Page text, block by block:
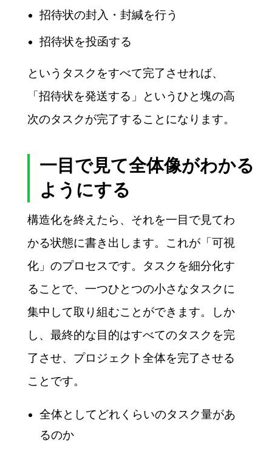
招待状の封入・封緘を行う
招待状を投函する
というタスクをすべて完了させれば、
「招待状を発送する」というひと塊の高
次のタスクが完了することになります。
一目で見て全体像がわかる
ようにする
構造化を終えたら、それを一目で見てわ
かる状態に書き出します。これが「可視
化」のプロセスです。タスクを細分化す
ることで、一つひとつの小さなタスクに
集中して取り組むことができます。しか
し、最終的な目的はすべてのタスクを完
了させ、プロジェクト全体を完了させる
ことです。
全体としてどれくらいのタスク量があ
るのか